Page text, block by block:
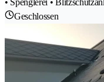
Geschlossen